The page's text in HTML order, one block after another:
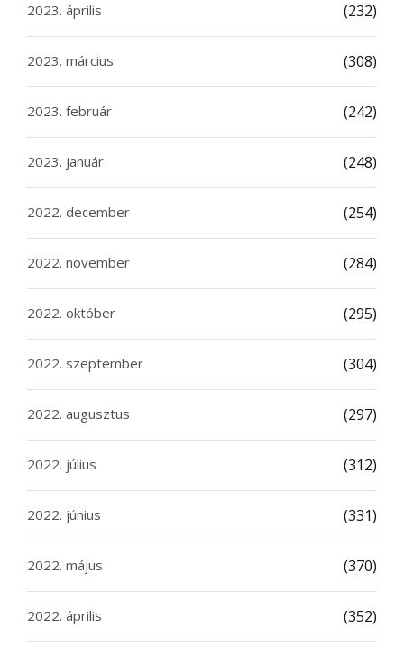
2023. április (232)
2023. március (308)
2023. február (242)
2023. január (248)
2022. december (254)
2022. november (284)
2022. október (295)
2022. szeptember (304)
2022. augusztus (297)
2022. július (312)
2022. június (331)
2022. május (370)
2022. április (352)